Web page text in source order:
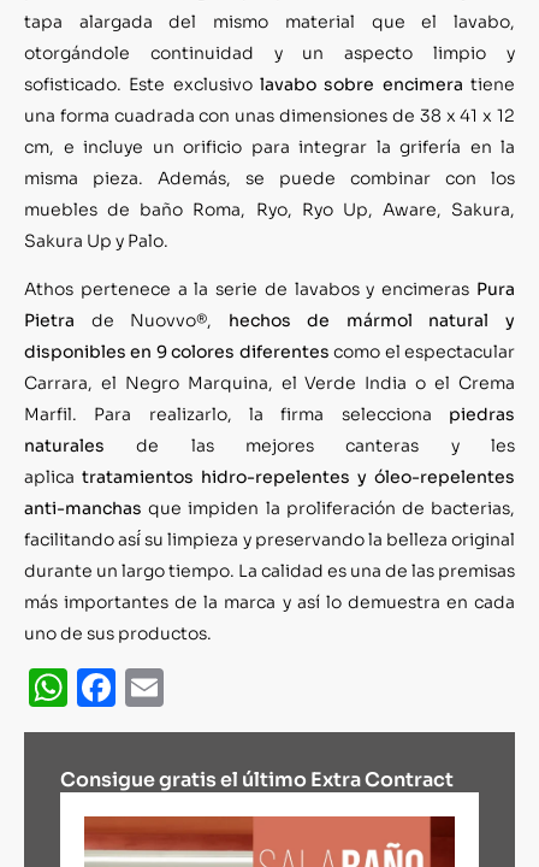
tapa alargada del mismo material que el lavabo,
otorgándole continuidad y un aspecto limpio y
sofisticado. Este exclusivo lavabo sobre encimera tiene
una forma cuadrada con unas dimensiones de 38 x 41 x 12
cm, e incluye un orificio para integrar la grifería en la
misma pieza. Además, se puede combinar con los
muebles de baño Roma, Ryo, Ryo Up, Aware, Sakura,
Sakura Up y Palo.
Athos pertenece a la serie de lavabos y encimeras Pura
Pietra de Nuovvo®, hechos de mármol natural y
disponibles en 9 colores diferentescomo el espectacular
Carrara, el Negro Marquina, el Verde India o el Crema
Marfil. Para realizarlo, la firma selecciona piedras
naturalesde las mejores canteras y les
aplica tratamientos hidro-repelentes y óleo-repelentes
anti-manchas que impiden la proliferación de bacterias,
facilitando así́ su limpieza y preservando la belleza original
durante un largo tiempo. La calidad es una de las premisas
más importantes de la marca y así lo demuestra en cada
uno de sus productos.
WhatsApp
Facebook
Consigue gratis el último Extra Contract